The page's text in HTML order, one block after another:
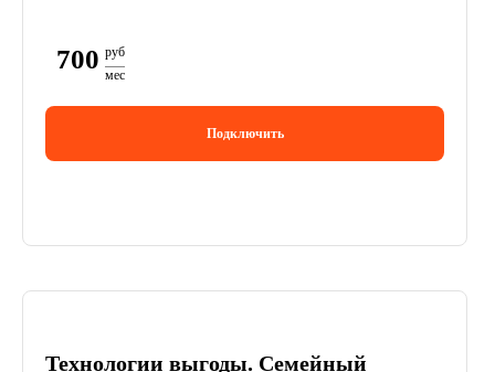
700 руб
мес
Подключить
Технологии выгоды. Семейный